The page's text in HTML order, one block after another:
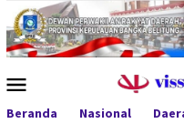
Loncat
ke
konten
Mobile
Beranda Nasional